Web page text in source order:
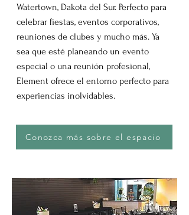
Watertown, Dakota del Sur. Perfecto para
celebrar fiestas, eventos corporativos,
reuniones de clubes y mucho más. Ya
sea que esté planeando un evento
especial o una reunión profesional,
Element ofrece el entorno perfecto para
experiencias inolvidables.
Conozca más sobre el espacio